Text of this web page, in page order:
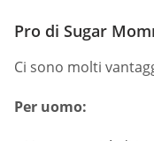
Pro di Sugar
Ci sono molti
Per uomo: